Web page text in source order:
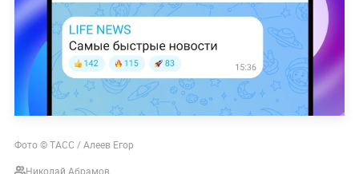
Фото © ТАСС / Алеев Егор
Николай Абрамов